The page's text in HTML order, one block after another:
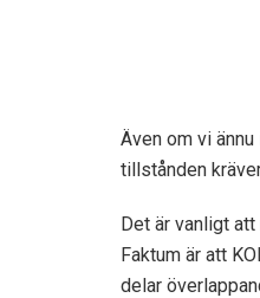
Även om vi
tillstånden
Det är vanligt
Faktum är att
delar